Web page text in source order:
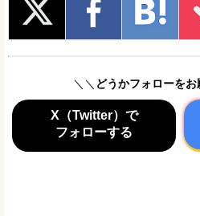
＼＼ どうかフォローを
X（Twitter）で
フォローする